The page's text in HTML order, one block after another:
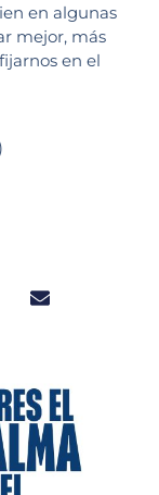
en algunas
mejor, más
en el